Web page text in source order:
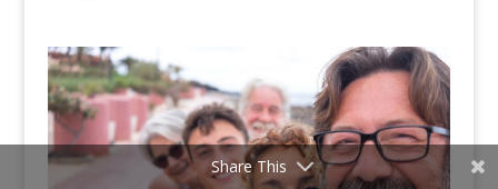
Share This